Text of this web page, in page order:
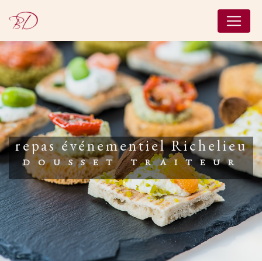
repas événementiel Richelieu
DOUSSET TRAITEUR